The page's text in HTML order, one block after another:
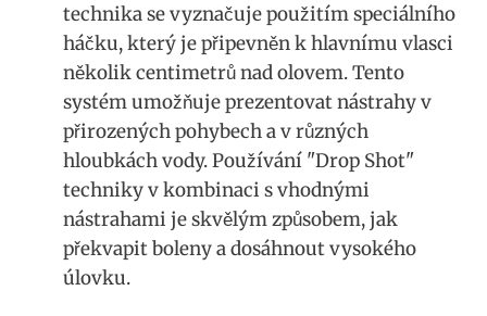
technika se vyznačuje​ použitím speciálního
háčku, který je‍ připevněn k hlavnímu vlasci⁢
několik centimetrů nad olovem. Tento
systém umožňuje‌ prezentovat nástrahy v
přirozených pohybech a v ‍různých
⁤hloubkách vody. Používání​ "Drop Shot"
techniky v ​kombinaci s vhodnými
⁢nástrahami je​ skvělým způsobem, jak
překvapit boleny a dosáhnout vysokého‌
úlovku.